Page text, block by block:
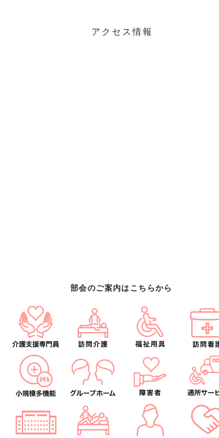
アクセス情報
部会のご案内はこちらから